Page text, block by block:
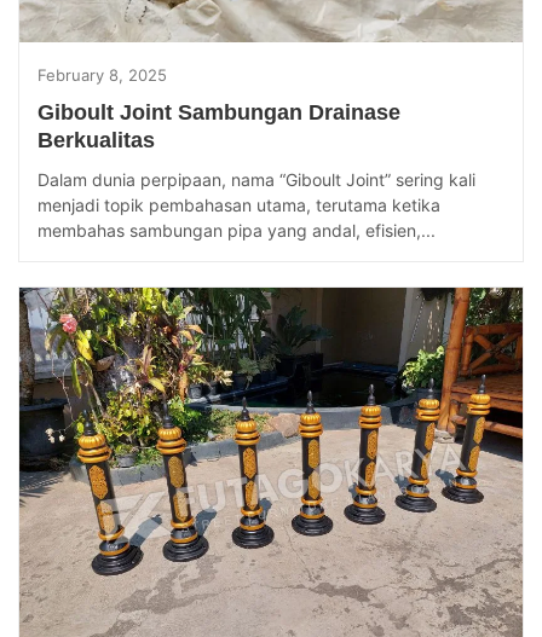
February 8, 2025
Giboult Joint Sambungan Drainase
Berkualitas
Dalam dunia perpipaan, nama “Giboult Joint” sering kali
menjadi topik pembahasan utama, terutama ketika
membahas sambungan pipa yang andal, efisien,...